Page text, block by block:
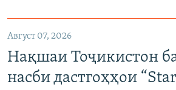
Август 07, 2026
Нақшаи Тоҷикистон
насби дастгоҳҳои